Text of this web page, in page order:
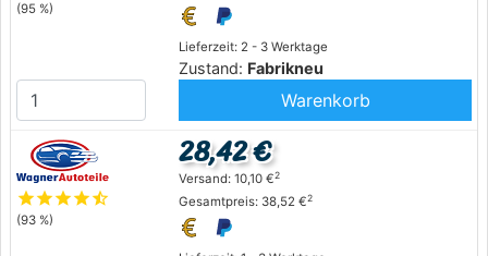
(95 %)
Lieferzeit: 2 - 3 Werktage
Zustand: Fabrikneu
Warenkorb
starstarstarstarstar_half
(93 %)
28,42 €
Versand: 10,10 €2
Gesamtpreis: 38,52 €2